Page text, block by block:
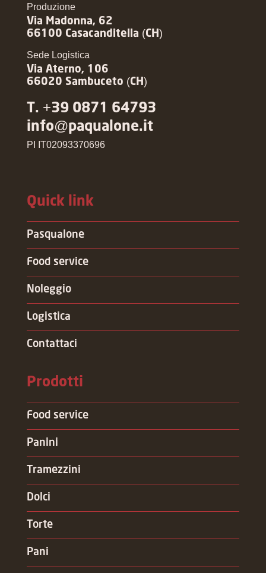
Produzione
Via Madonna, 62
66100 Casacanditella (CH)
Sede Logistica
Via Aterno, 106
66020 Sambuceto (CH)
T. +39 0871 64793
info@paqualone.it
PI IT02093370696
Quick link
Pasqualone
Food service
Noleggio
Logistica
Contattaci
Prodotti
Food service
Panini
Tramezzini
Dolci
Torte
Pani